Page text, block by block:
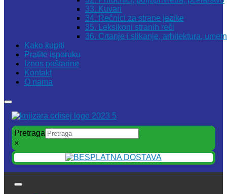
33. Kuvari
34. Rečnici za strane jezike
35. Leksikoni stranih reči
36. Crtanje i slikanje, arhitektura,
Kako kupiti
Pratite isporuku
Iznos poštarine
Kontakt
O nama
Pretraga
×